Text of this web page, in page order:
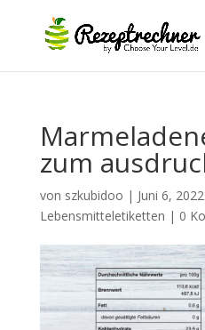
zum
von szkubidoo | Juni 6, 2022
Lebensmitteletiketten | 0